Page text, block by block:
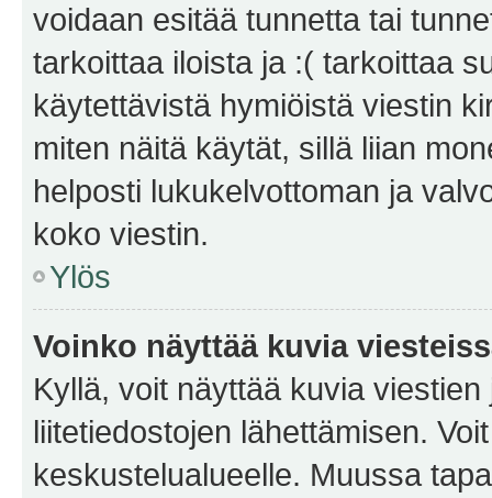
voidaan esitää tunnetta tai
tarkoittaa iloista ja :( tarkoittaa
käytettävistä hymiöistä viestin
miten näitä käytät, sillä liian
helposti lukukelvottoman ja
koko viestin.
Ylös
Voinko näyttää kuvia
Kyllä, voit näyttää kuvia
liitetiedostojen lähettämisen.
keskustelualueelle. Muussa